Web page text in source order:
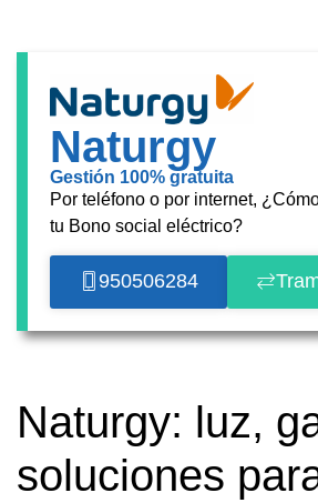
Naturgy
Gestión 100% gratuita
Por teléfono o por internet,
tu Bono social eléctrico?
950506284
Naturgy: luz,
soluciones